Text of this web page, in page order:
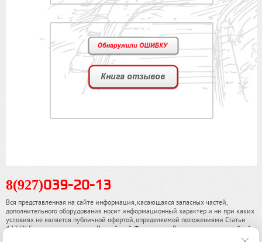
8(927)039-20-13
Вся представленная на сайте информация, касающаяся запасных частей,
дополнительного оборудования носит информационный характер и ни при каких
условиях не является публичной офертой, определяемой положениями Статьи
437 (2) Гражданского кодекса Российской Федерации. Для получения подробной
информации, пожалуйста, обращайтесь к нашим специалистам. чинамобил.рф ©